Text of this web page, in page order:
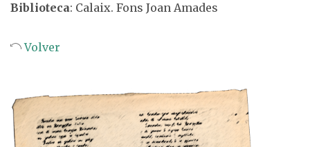
Biblioteca: Calaix. Fons Joan Amades
Volver